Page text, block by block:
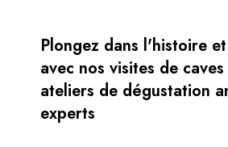
Plongez dans l'histoire
avec nos visites de
ateliers de dégustation
experts